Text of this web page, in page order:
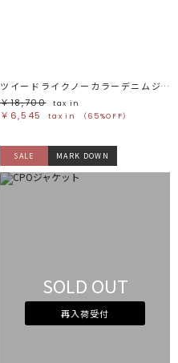
ツイードライクノーカラーデニムジャケット
￥18,700
tax in
￥6,545 tax in （65%OFF）
SALE MARK DOWN
SOLD OUT
再入荷受付